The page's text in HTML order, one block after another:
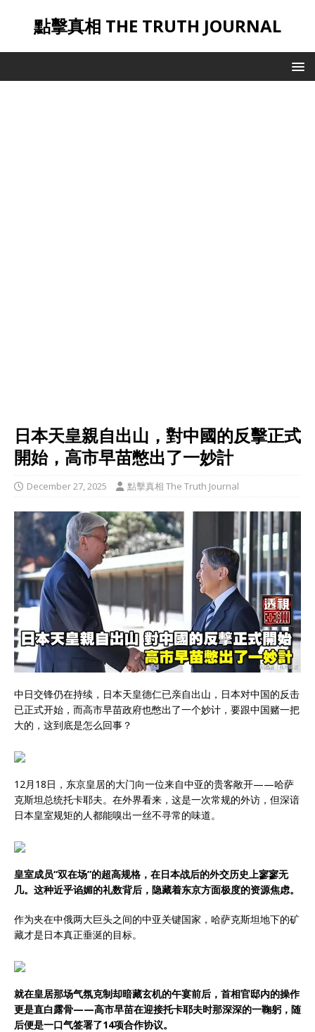
點擊真相 THE TRUTH JOURNAL
日本天皇親自出山，對中國的反擊正式
開始，高市早苗憋出了一妙計
December 27, 2025 點擊真相 The Truth Journal
中日交锋仍在持续，日本天皇德仁已亲自出山，日本对中国的反击
已正式开始，而高市早苗政府也憋出了一个妙计，要跟中国赌一把
大的，这到底是怎么回事？
12月18日，东京皇居的大门向一位来自中亚的贵客敞开——哈萨
克斯坦总统托卡耶夫。在外界看来，这是一次常规的外访，但深谙
日本皇室规矩的人都能嗅出一丝不寻常的味道。
皇室成员“双在场”的超高规格，在日本战后的外交历史上寥寥无
几。这种近乎谄媚的礼数背后，隐藏着东京方面极度的资源焦虑。
作为夹在中俄两大巨头之间的中亚关键国家，哈萨克斯坦地下的矿
藏才是日本真正垂涎的目标。
就在皇居那场气氛克制却暗藏玄机的午宴前后，首相官邸内的操作
更是直白露骨——高市早苗在迎接托卡耶夫时那深深的一鞠躬，随
后便是一口气签署了14项合作协议。